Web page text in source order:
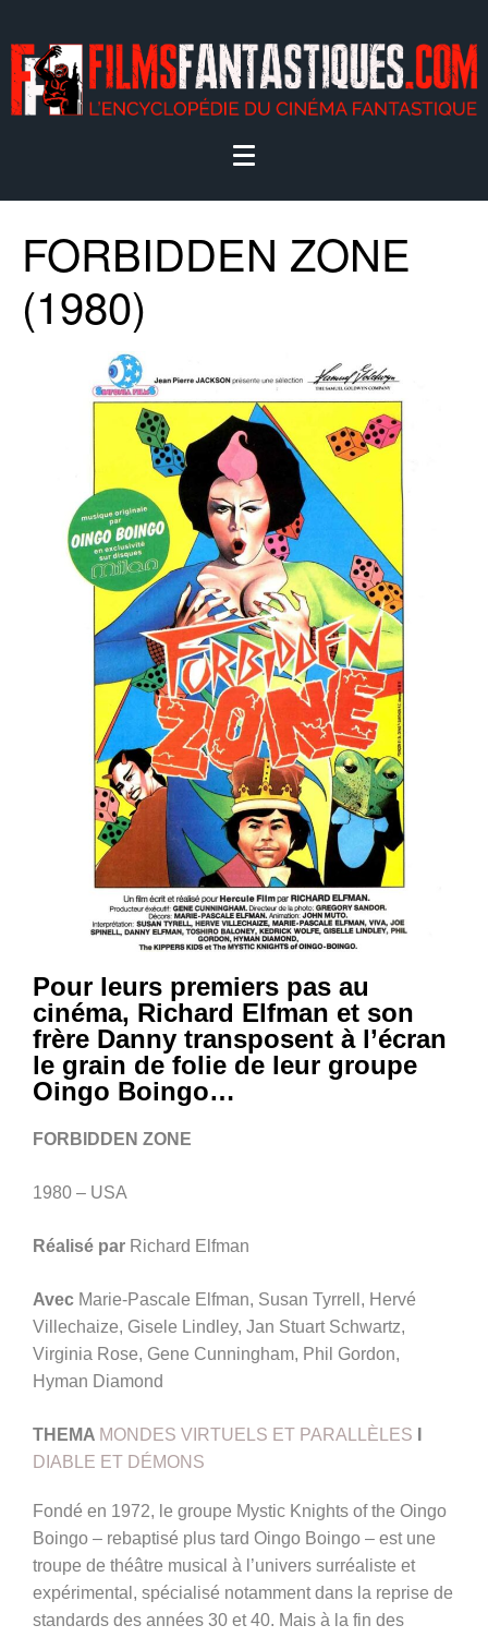
FORBIDDEN ZONE
(1980)
Pour leurs premiers pas au
cinéma, Richard Elfman et son
frère Danny transposent à l’écran
le grain de folie de leur groupe
Oingo Boingo…
FORBIDDEN ZONE
1980 – USA
Réalisé par Richard Elfman
Avec Marie-Pascale Elfman, Susan Tyrrell, Hervé
Villechaize, Gisele Lindley, Jan Stuart Schwartz,
Virginia Rose, Gene Cunningham, Phil Gordon,
Hyman Diamond
THEMA MONDES VIRTUELS ET PARALLÈLES
DIABLE ET DÉMONS
Fondé en 1972, le groupe Mystic Knights of the Oingo
Boingo – rebaptisé plus tard Oingo Boingo – est une
troupe de théâtre musical à l’univers surréaliste et
expérimental, spécialisé notamment dans la reprise de
standards des années 30 et 40. Mais à la fin des